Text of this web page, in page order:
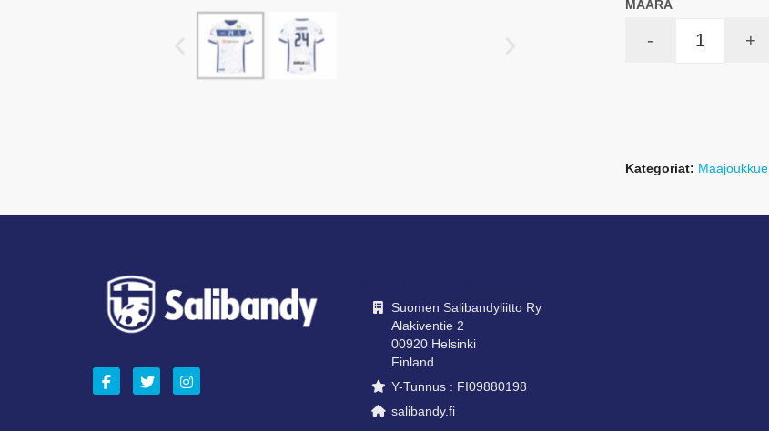
MÄÄRÄ
- +
Kategoriat: Maajoukkue
Suomen Salibandyliitto Ry
Alakiventie 2
00920 Helsinki
Finland
Y-Tunnus : FI09880198
salibandy.fi